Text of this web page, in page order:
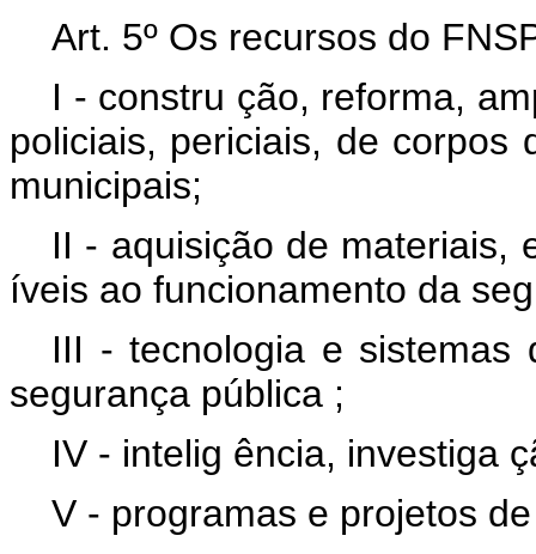
Art. 5º Os recursos do
I - constru ção, reforma,
policiais, periciais, de corpos
municipais;
II - aquisição de materiais,
íveis ao funcionamento da
III - tecnologia e sistemas
segurança pública ;
IV - intelig ência, investiga
V - programas e projetos